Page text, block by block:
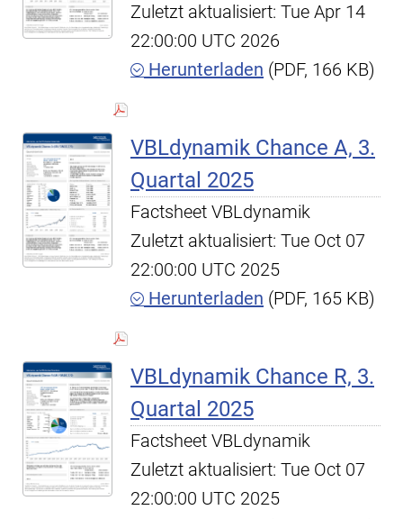
Zuletzt aktualisiert: Tue Apr 14
22:00:00 UTC 2026
Herunterladen (PDF, 166 KB)
VBLdynamik Chance A, 3.
Quartal 2025
Factsheet VBLdynamik
Zuletzt aktualisiert: Tue Oct 07
22:00:00 UTC 2025
Herunterladen (PDF, 165 KB)
VBLdynamik Chance R, 3.
Quartal 2025
Factsheet VBLdynamik
Zuletzt aktualisiert: Tue Oct 07
22:00:00 UTC 2025